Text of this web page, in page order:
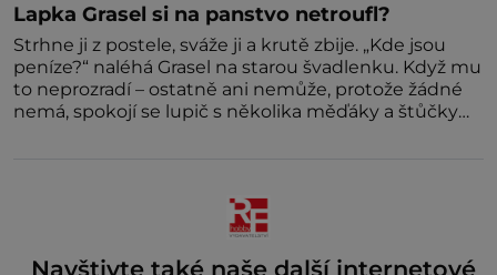
Lapka Grasel si na panstvo netroufl?
Strhne ji z postele, sváže ji a krutě zbije. „Kde jsou
peníze?“ naléhá Grasel na starou švadlenku. Když mu
to neprozradí – ostatně ani nemůže, protože žádné
nemá, spokojí se lupič s několika měďáky a štůčky
Navštivte také naše další internetové